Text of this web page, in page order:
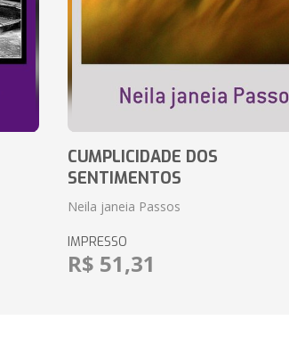
CUMPLICIDADE DOS
SENTIMENTOS
Neila janeia Passos
IMPRESSO
R$ 51,31